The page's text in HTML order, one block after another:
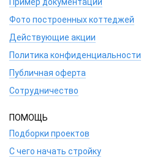
Фото построенных коттеджей
Действующие акции
Политика конфиденциальности
Публичная оферта
Сотрудничество
ПОМОЩЬ
Подборки проектов
С чего начать стройку